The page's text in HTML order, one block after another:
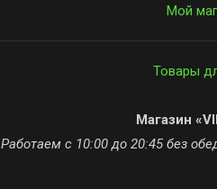
Мой
Товары
Магазин
Работаем с 10:00 до 20:45 без